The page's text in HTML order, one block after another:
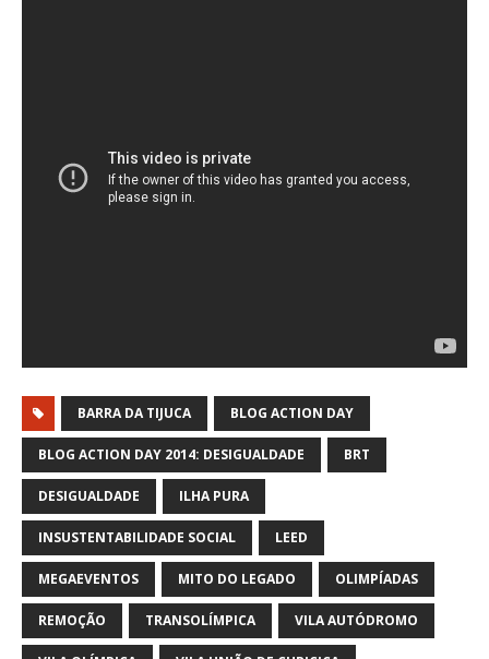
BARRA DA TIJUCA BLOG ACTION DAY
BLOG ACTION DAY 2014: DESIGUALDADE BRT
DESIGUALDADE ILHA PURA
INSUSTENTABILIDADE SOCIAL LEED
MEGAEVENTOS MITO DO LEGADO OLIMPÍADAS
REMOÇÃO TRANSOLÍMPICA VILA AUTÓDROMO